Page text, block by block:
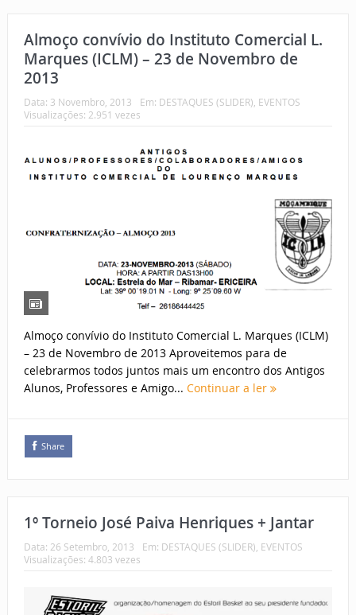
Almoço convívio do Instituto Comercial L.
Marques (ICLM) – 23 de Novembro de
2013
Data: 3 Novembro, 2013 Em: DESTAQUES (SLIDER), EVENTOS
Visualizações: 2.951 vezes
Almoço convívio do Instituto Comercial L. Marques (ICLM)
– 23 de Novembro de 2013 Aproveitemos para de
celebrarmos todos juntos mais um encontro dos Antigos
Alunos, Professores e Amigo... Continuar a ler
Share
1º Torneio José Paiva Henriques + Jantar
Data: 26 Setembro, 2013 Em: DESTAQUES (SLIDER) EVENTOS
Visualizações: 4.803 vezes